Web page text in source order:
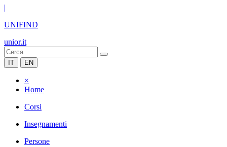
|
UNIFIND
unior.it
IT EN
×
Home
Corsi
Insegnamenti
Persone